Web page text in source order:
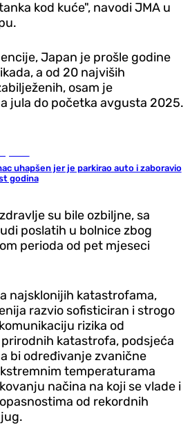
kod kuće", navodi JMA u
Japan je prošle godine
a od 20 najviših
osam je
jula do početka avgusta 2025.
uhapšen jer je parkirao auto i zaboravio
godina
su bile ozbiljne, sa
poslatih u bolnice zbog
perioda od pet mjeseci
najsklonijih katastrofama,
razvio sofisticiran i strogo
rizika od
katastrofa, podsjeća
bi određivanje zvanične
temperaturama
načina na koji se vlade i
od rekordnih